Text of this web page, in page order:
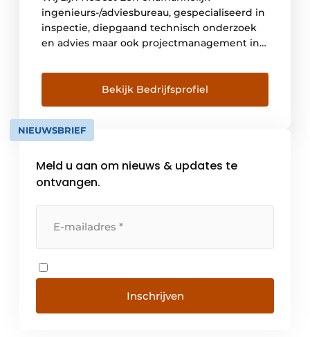
ingenieurs-/adviesbureau, gespecialiseerd in
inspectie, diepgaand technisch onderzoek
en advies maar ook projectmanagement in
Assetmanagement zit in ons DNA en werd
sinds oprichting in 1988 binnen de
organisatie verankerd met de rol die Nebest
vervulde bij de totstandkoming van het
risicogestuurd inspecteren en beheren.
Bekijk Bedrijfsprofiel
NIEUWSBRIEF
Meld u aan om nieuws & updates te
ontvangen.
Inschrijven